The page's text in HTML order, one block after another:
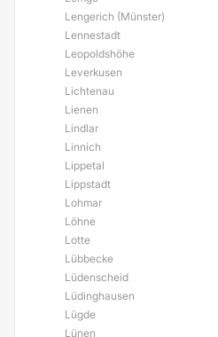
Lengerich (Münster)
Lennestadt
Leopoldshöhe
Leverkusen
Lichtenau
Lienen
Lindlar
Linnich
Lippetal
Lippstadt
Lohmar
Löhne
Lotte
Lübbecke
Lüdenscheid
Lüdinghausen
Lügde
Lünen